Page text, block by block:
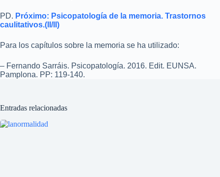
PD. Próximo: Psicopatología de la memoria. Trastornos
caulitativos.(II/II)
Para los capítulos sobre la memoria se ha utilizado:
– Fernando Sarráis. Psicopatología. 2016. Edit. EUNSA.
Pamplona. PP: 119-140.
Entradas relacionadas